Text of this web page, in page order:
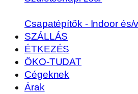
Csapatépítők - Indoor és/
SZÁLLÁS
ÉTKEZÉS
ÖKO-TUDAT
Cégeknek
Árak